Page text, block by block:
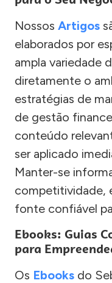
Nossos Artigos
elaborados por
ampla variedade
diretamente o
estratégias de
de gestão
conteúdo
ser aplicado
Manter-se
competitividade,
fonte confiável
Ebooks: Guias
para
Os Ebooks do